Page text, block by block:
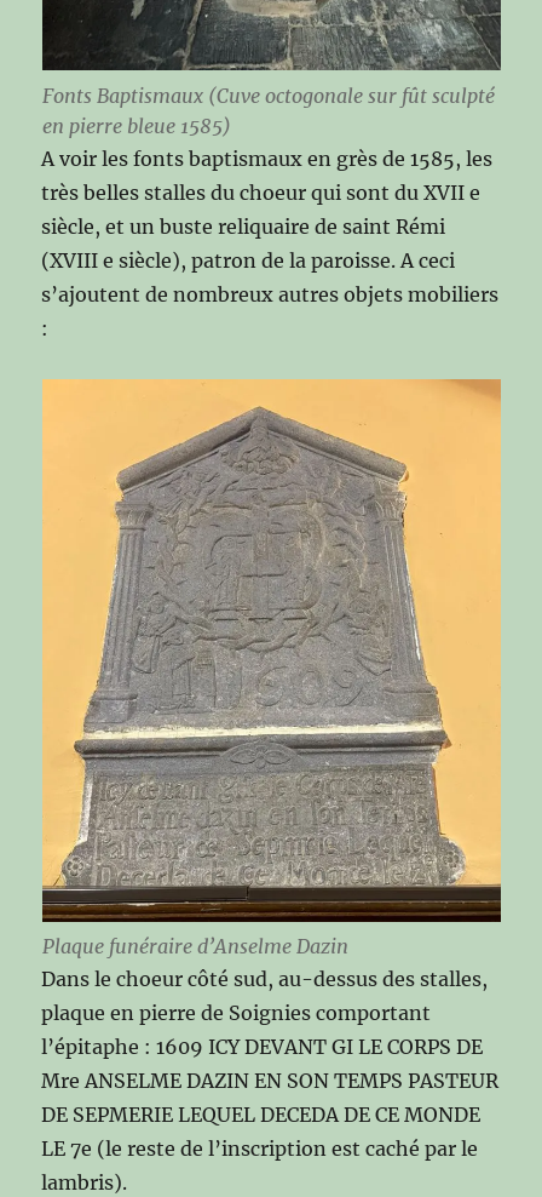
Fonts Baptismaux (Cuve octogonale sur fût sculpté
en pierre bleue 1585)
A voir les fonts baptismaux en grès de 1585, les
très belles stalles du choeur qui sont du XVII e
siècle, et un buste reliquaire de saint Rémi
(XVIII e siècle), patron de la paroisse. A ceci
s’ajoutent de nombreux autres objets mobiliers
:
Plaque funéraire d’Anselme Dazin
Dans le choeur côté sud, au-dessus des stalles,
plaque en pierre de Soignies comportant
l’épitaphe : 1609 ICY DEVANT GI LE CORPS DE
Mre ANSELME DAZIN EN SON TEMPS PASTEUR
DE SEPMERIE LEQUEL DECEDA DE CE MONDE
LE 7e (le reste de l’inscription est caché par le
lambris).